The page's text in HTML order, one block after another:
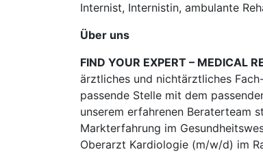
Internist, Internistin, ambulante
Über uns
FIND YOUR EXPERT – MEDICAL
ärztliches und nichtärztliches
passende Stelle mit dem
unserem erfahrenen Beraterteam
Markterfahrung im
Oberarzt Kardiologie (m/w/d) im